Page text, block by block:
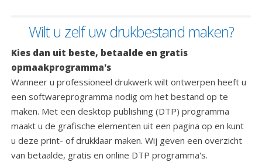
Wilt u zelf uw drukbestand maken?
Kies dan uit beste, betaalde en gratis
opmaakprogramma's
Wanneer u professioneel drukwerk wilt ontwerpen heeft u
een softwareprogramma nodig om het bestand op te
maken. Met een desktop publishing (DTP) programma
maakt u de grafische elementen uit een pagina op en kunt
u deze print- of drukklaar maken. Wij geven een overzicht
van betaalde, gratis en online DTP programma's.